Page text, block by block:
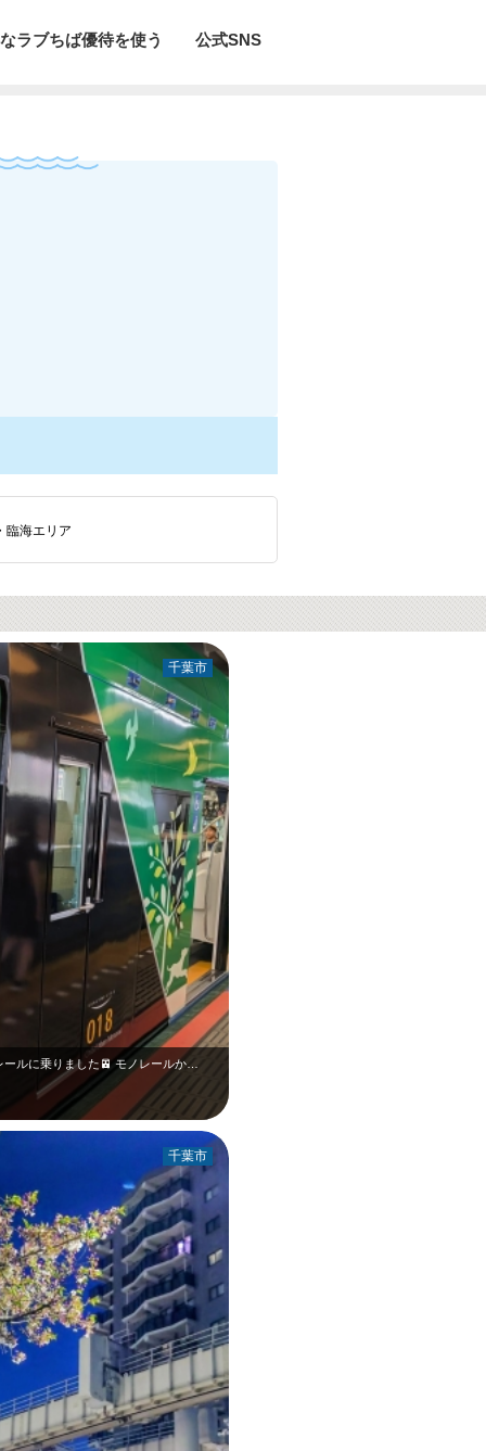
ラブちば優待を使う 公式SNS
臨海エリア
ルに乗りました🚈 モノレールか…
千葉市
千葉市